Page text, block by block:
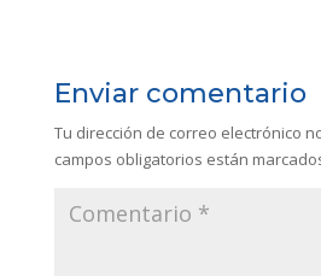
Enviar comentario
Tu dirección de correo electrónico
campos obligatorios están